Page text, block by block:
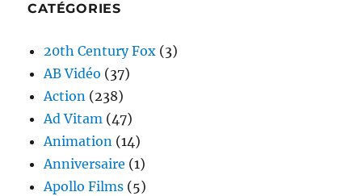
CATÉGORIES
20th Century Fox (3)
AB Vidéo (37)
Action (238)
Ad Vitam (47)
Animation (14)
Anniversaire (1)
Apollo Films (5)